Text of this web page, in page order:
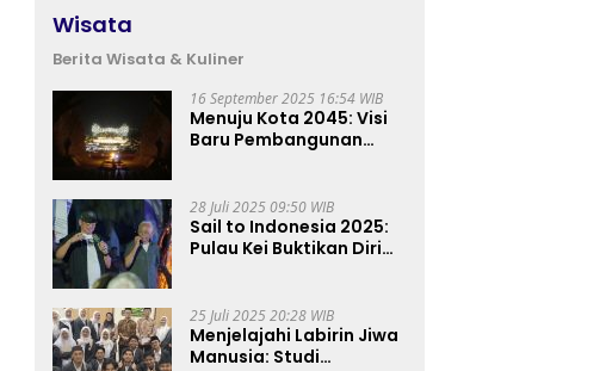
Wisata
Berita Wisata & Kuliner
16 September 2025 16:54 WIB
Menuju Kota 2045: Visi
Baru Pembangunan
28 Juli 2025 09:50 WIB
Sail to Indonesia 2025:
Pulau Kei Buktikan Diri
25 Juli 2025 20:28 WIB
Menjelajahi Labirin Jiwa
Manusia: Studi